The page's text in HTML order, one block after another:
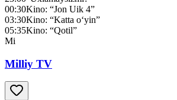
00:30Kino: “Jon Uik 4”
03:30Kino: “Katta o‘yin”
05:35Kino: “Qotil”
Mi
Milliy TV